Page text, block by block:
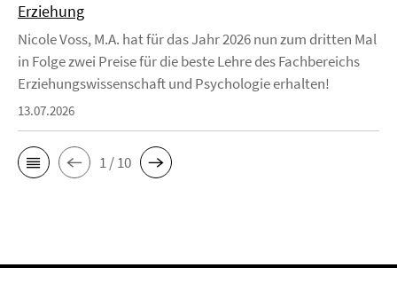
Erziehung
Nicole Voss, M.A. hat für das Jahr 2026 nun zum dritten Mal
in Folge zwei Preise für die beste Lehre des Fachbereichs
Erziehungswissenschaft und Psychologie erhalten!
13.07.2026
1 / 10